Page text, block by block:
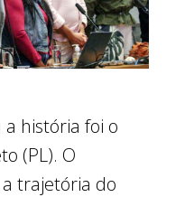
história foi o
(PL). O
trajetória do